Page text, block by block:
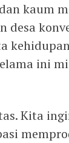
kaum
ini
Kita